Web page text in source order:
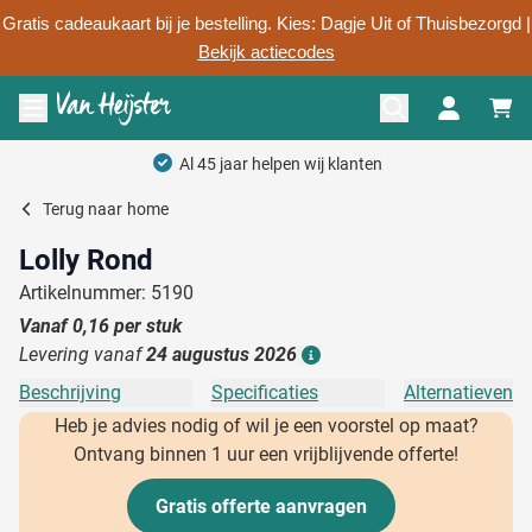
Gratis cadeaukaart bij je bestelling. Kies: Dagje Uit of Thuisbezorgd |
Bekijk actiecodes
Ga naar de inhoud
Menu openen
Al 45 jaar helpen wij klanten
Terug naar home
Lolly Rond
Artikelnummer: 5190
Vanaf0,16 per stuk
Levering vanaf24 augustus 2026
Beschrijving Specificaties
Alternatieven
Heb je advies nodig of wil je een voorstel op maat?
Ontvang binnen 1 uur een vrijblijvende offerte!
Gratis offerte aanvragen